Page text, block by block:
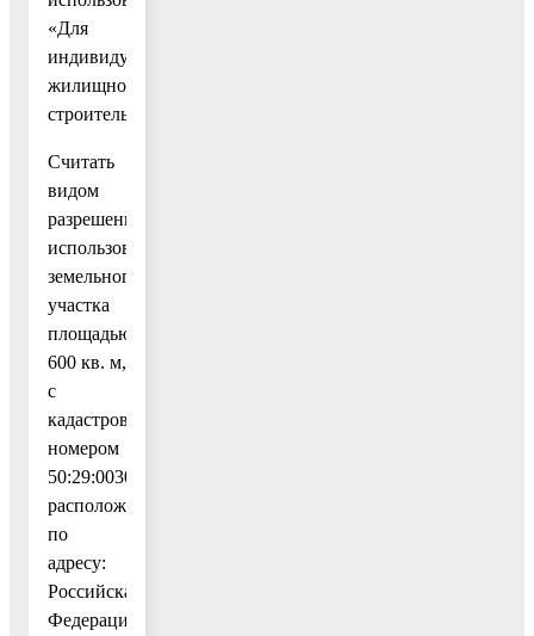
«Для
индивидуального
жилищного
строительства».
Считать
видом
разрешенного
использования
земельного
участка
площадью
600 кв. м,
с
кадастровым
номером
50:29:0030103:7,
расположенного
по
адресу:
Российская
Федерация,